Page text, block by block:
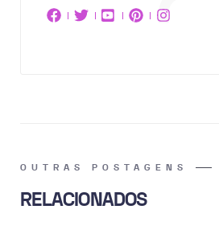
OUTRAS POSTAGENS
RELACIONADOS